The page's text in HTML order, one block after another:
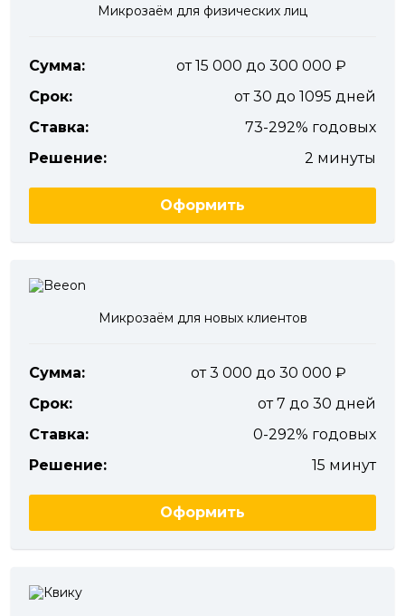
Микрозаём для физических лиц
Сумма:
от 15 000 до 300 000
Срок:
от 30 до 1095 дней
Ставка:
73-292% годовых
Решение:
2 минуты
Оформить
Микрозаём для новых клиентов
Сумма:
от 3 000 до 30 000
Срок:
от 7 до 30 дней
Ставка:
0-292% годовых
Решение:
15 минут
Оформить